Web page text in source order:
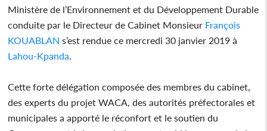
Ministère de l’Environnement et du Développement Durable
conduite par le Directeur de Cabinet Monsieur François
KOUABLAN s’est rendue ce mercredi 30 janvier 2019 à
Lahou-Kpanda.
Cette forte délégation composée des membres du cabinet,
des experts du projet WACA, des autorités préfectorales et
municipales a apporté le réconfort et le soutien du